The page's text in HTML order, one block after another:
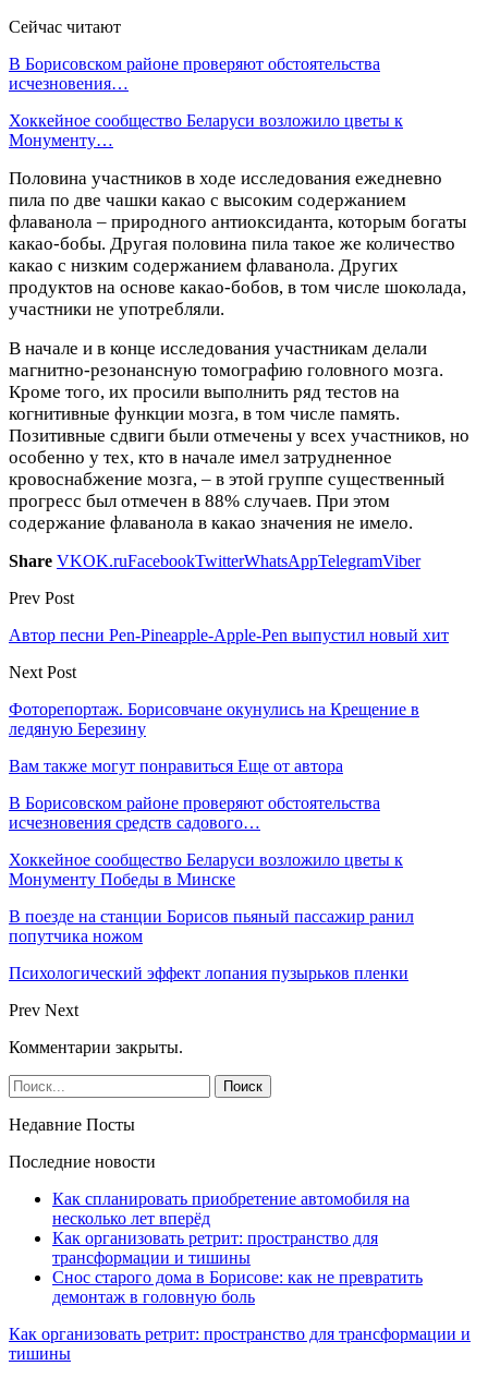
Сейчас читают
В Борисовском районе проверяют обстоятельства
исчезновения…
Хоккейное сообщество Беларуси возложило цветы к
Монументу…
Половина участников в ходе исследования ежедневно
пила по две чашки какао с высоким содержанием
флаванола – природного антиоксиданта, которым богаты
какао-бобы. Другая половина пила такое же количество
какао с низким содержанием флаванола. Других
продуктов на основе какао-бобов, в том числе шоколада,
участники не употребляли.
В начале и в конце исследования участникам делали
магнитно-резонансную томографию головного мозга.
Кроме того, их просили выполнить ряд тестов на
когнитивные функции мозга, в том числе память.
Позитивные сдвиги были отмечены у всех участников, но
особенно у тех, кто в начале имел затрудненное
кровоснабжение мозга, – в этой группе существенный
прогресс был отмечен в 88% случаев. При этом
содержание флаванола в какао значения не имело.
Share VKOK.ruFacebookTwitterWhatsAppTelegramViber
Prev Post
Автор песни Pen-Pineapple-Apple-Pen выпустил новый хит
Next Post
Фоторепортаж. Борисовчане окунулись на Крещение в
ледяную Березину
Вам также могут понравиться Еще от автора
В Борисовском районе проверяют обстоятельства
исчезновения средств садового…
Хоккейное сообщество Беларуси возложило цветы к
Монументу Победы в Минске
В поезде на станции Борисов пьяный пассажир ранил
попутчика ножом
Психологический эффект лопания пузырьков пленки
Prev Next
Комментарии закрыты.
Недавние Посты
Последние новости
Как спланировать приобретение автомобиля на
несколько лет вперёд
Как организовать ретрит: пространство для
трансформации и тишины
Снос старого дома в Борисове: как не превратить
демонтаж в головную боль
Как организовать ретрит: пространство для трансформации и
тишины